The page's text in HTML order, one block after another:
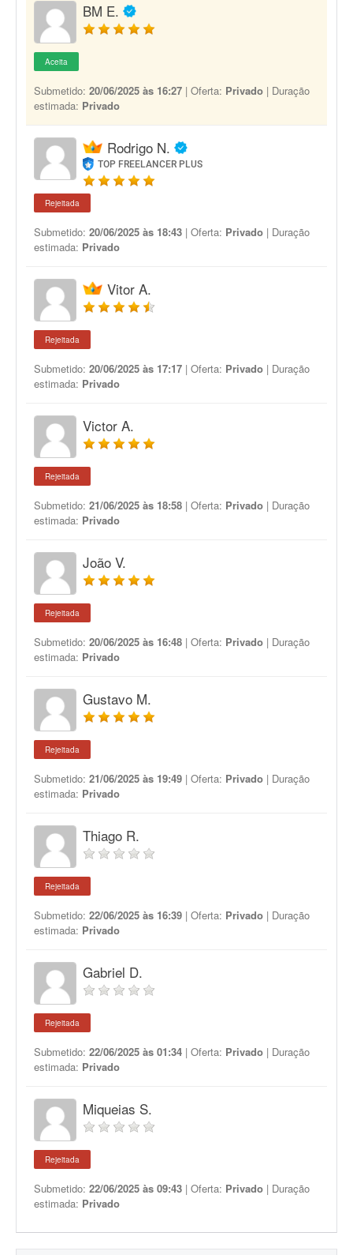
BM E.
Aceita
Submetido: 20/06/2025 às 16:27 | Oferta: Privado | Duração
estimada: Privado
Rodrigo N.
TOP FREELANCER PLUS
Rejeitada
Submetido: 20/06/2025 às 18:43 | Oferta: Privado | Duração
estimada: Privado
Vitor A.
Rejeitada
Submetido: 20/06/2025 às 17:17 | Oferta: Privado | Duração
estimada: Privado
Victor A.
Rejeitada
Submetido: 21/06/2025 às 18:58 | Oferta: Privado | Duração
estimada: Privado
João V.
Rejeitada
Submetido: 20/06/2025 às 16:48 | Oferta: Privado | Duração
estimada: Privado
Gustavo M.
Rejeitada
Submetido: 21/06/2025 às 19:49 | Oferta: Privado | Duração
estimada: Privado
Thiago R.
Rejeitada
Submetido: 22/06/2025 às 16:39 | Oferta: Privado | Duração
estimada: Privado
Gabriel D.
Rejeitada
Submetido: 22/06/2025 às 01:34 | Oferta: Privado | Duração
estimada: Privado
Miqueias S.
Rejeitada
Submetido: 22/06/2025 às 09:43 | Oferta: Privado | Duração
estimada: Privado